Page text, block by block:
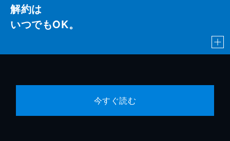
解約は
いつでもOK。
今すぐ読む